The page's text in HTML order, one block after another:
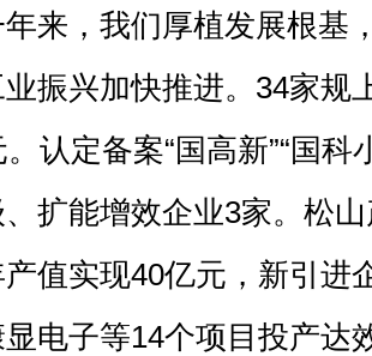
年来，我们厚植发展根基
振兴加快推进。34家规
认定备案“国高新”“国科
扩能增效企业3家。松
值实现40亿元，新引进
电子等14个项目投产达